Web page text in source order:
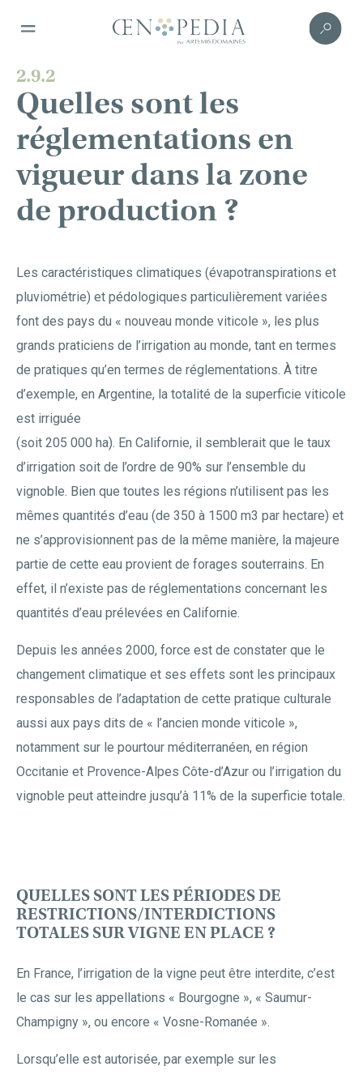
2.9.2
Quelles sont les
réglementations en
vigueur dans la zone
de production ?
Les caractéristiques climatiques (évapotranspirations et
pluviométrie) et pédologiques particulièrement variées
font des pays du « nouveau monde viticole », les plus
grands praticiens de l’irrigation au monde, tant en termes
de pratiques qu’en termes de réglementations. À titre
d’exemple, en Argentine, la totalité de la superficie viticole
est irriguée
(soit 205 000 ha). En Californie, il semblerait que le taux
d’irrigation soit de l’ordre de 90% sur l’ensemble du
vignoble. Bien que toutes les régions n’utilisent pas les
mêmes quantités d’eau (de 350 à 1500 m3 par hectare) et
ne s’approvisionnent pas de la même manière, la majeure
partie de cette eau provient de forages souterrains. En
effet, il n’existe pas de réglementations concernant les
quantités d’eau prélevées en Californie.
Depuis les années 2000, force est de constater que le
changement climatique et ses effets sont les principaux
responsables de l’adaptation de cette pratique culturale
aussi aux pays dits de « l’ancien monde viticole »,
notamment sur le pourtour méditerranéen, en région
Occitanie et Provence-Alpes Côte-d’Azur ou l’irrigation du
vignoble peut atteindre jusqu’à 11% de la superficie totale.
QUELLES SONT LES PÉRIODES DE
RESTRICTIONS/INTERDICTIONS
TOTALES SUR VIGNE EN PLACE ?
En France, l’irrigation de la vigne peut être interdite, c’est
le cas sur les appellations « Bourgogne », « Saumur-
Champigny », ou encore « Vosne-Romanée ».
Lorsqu’elle est autorisée, par exemple sur les